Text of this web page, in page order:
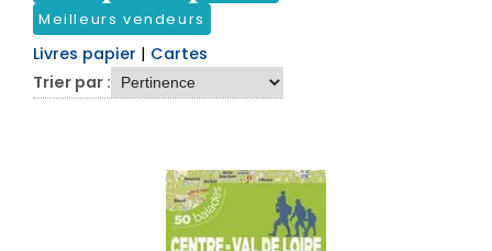
Meilleurs vendeurs
Livres papier | Cartes
Trier par :